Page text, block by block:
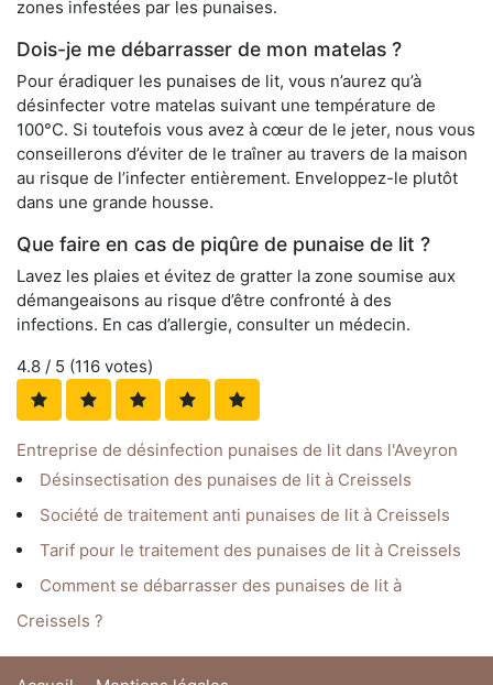
zones infestées par les punaises.
Dois-je me débarrasser de mon matelas ?
Pour éradiquer les punaises de lit, vous n’aurez qu’à
désinfecter votre matelas suivant une température de
100°C. Si toutefois vous avez à cœur de le jeter, nous vous
conseillerons d’éviter de le traîner au travers de la maison
au risque de l’infecter entièrement. Enveloppez-le plutôt
dans une grande housse.
Que faire en cas de piqûre de punaise de lit ?
Lavez les plaies et évitez de gratter la zone soumise aux
démangeaisons au risque d’être confronté à des
infections. En cas d’allergie, consulter un médecin.
4.8 / 5 (116 votes)
Entreprise de désinfection punaises de lit dans l'Aveyron
Désinsectisation des punaises de lit à Creissels
Société de traitement anti punaises de lit à Creissels
Tarif pour le traitement des punaises de lit à Creissels
Comment se débarrasser des punaises de lit à
Creissels ?